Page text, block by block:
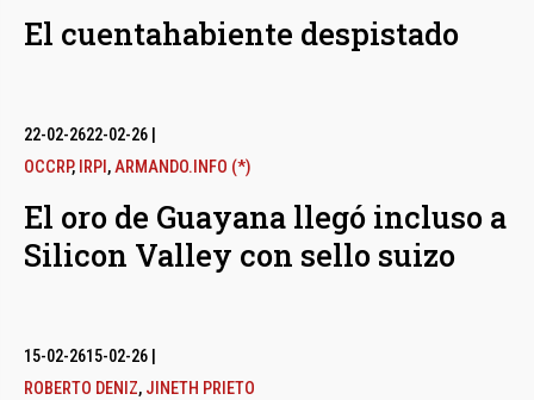
El cuentahabiente despistado
22-02-2622-02-26
OCCRP, IRPI ,ARMANDO.INFO (*)
El oro de Guayana llegó incluso a
Silicon Valley con sello suizo
15-02-2615-02-26
ROBERTO DENIZ, JINETH PRIETO